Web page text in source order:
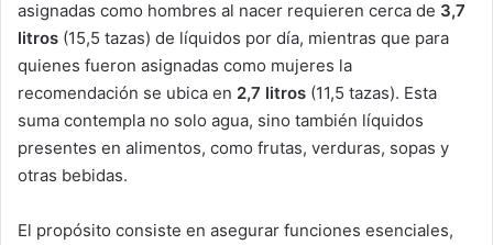
asignadas como hombres al nacer requieren cerca de 3,7
litros (15,5 tazas) de líquidos por día, mientras que para
quienes fueron asignadas como mujeres la
recomendación se ubica en 2,7 litros (11,5 tazas). Esta
suma contempla no solo agua, sino también líquidos
presentes en alimentos, como frutas, verduras, sopas y
otras bebidas.
El propósito consiste en asegurar funciones esenciales,